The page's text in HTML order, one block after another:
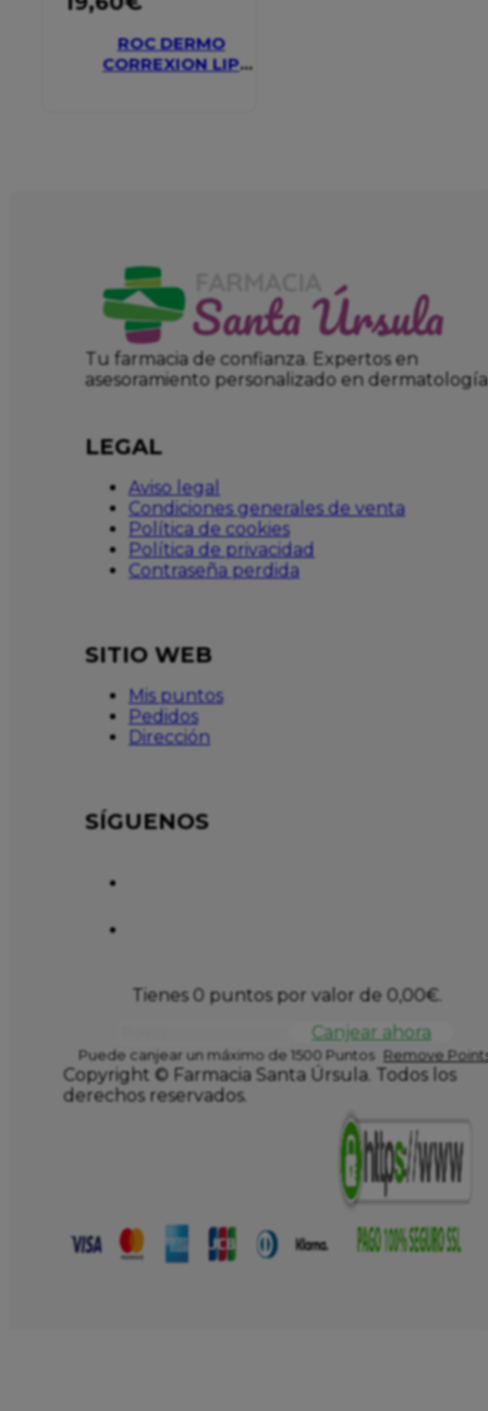
ROC DERMO
CORREXION LIP
Tu farmacia de confianza. Expertos en
asesoramiento personalizado en dermatología
LEGAL
Aviso legal
Condiciones generales de venta
Política de cookies
Política de privacidad
Contraseña perdida
SITIO WEB
Mis puntos
Pedidos
Dirección
SÍGUENOS
Tienes 0 puntos por valor de 0,00€.
Canjear ahora
Puede canjear un máximo de 1500 Puntos Remove
Copyright © Farmacia Santa Úrsula. Todos los
derechos reservados.